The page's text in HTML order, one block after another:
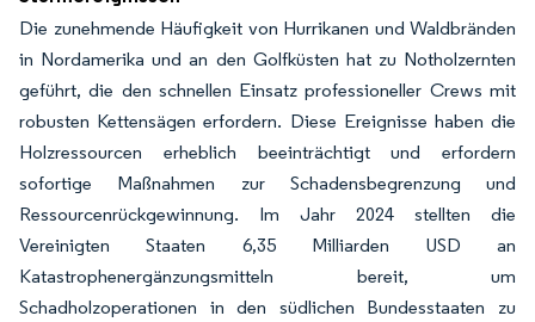
Die zunehmende Häufigkeit von Hurrikanen und Waldbränden
in Nordamerika und an den Golfküsten hat zu Notholzernten
geführt, die den schnellen Einsatz professioneller Crews mit
robusten Kettensägen erfordern. Diese Ereignisse haben die
Holzressourcen erheblich beeinträchtigt und erfordern
sofortige Maßnahmen zur Schadensbegrenzung und
Ressourcenrückgewinnung. Im Jahr 2024 stellten die
Vereinigten Staaten 6,35 Milliarden USD an
Katastrophenergänzungsmitteln bereit, um
Schadholzoperationen in den südlichen Bundesstaaten zu